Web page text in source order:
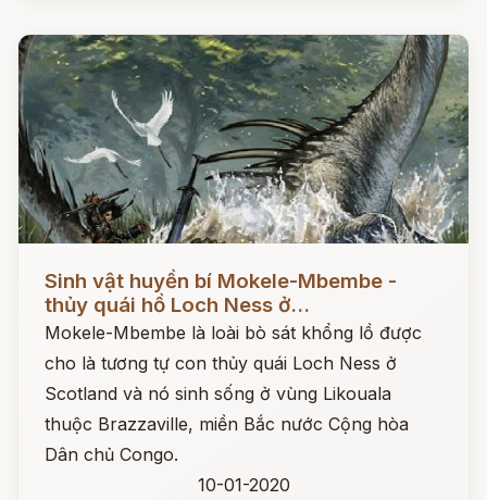
Sinh vật huyền bí Mokele-Mbembe -
thủy quái hồ Loch Ness ở...
Mokele-Mbembe là loài bò sát khổng lồ được
cho là tương tự con thủy quái Loch Ness ở
Scotland và nó sinh sống ở vùng Likouala
thuộc Brazzaville, miền Bắc nước Cộng hòa
Dân chủ Congo.
10-01-2020